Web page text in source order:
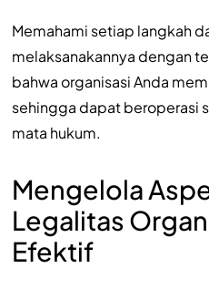
Memahami setiap langkah
melaksanakannya dengan
bahwa organisasi Anda
sehingga dapat beroperasi
mata hukum.
Mengelola
Legalitas
Efektif